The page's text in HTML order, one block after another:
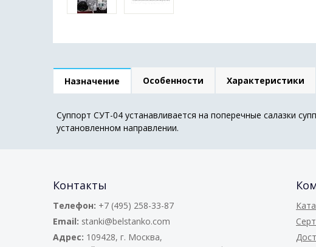
Назначение Особенности Характеристики
Суппорт СУТ-04 устанавливается на поперечные салазки
установленном направлении.
Контакты
Телефон: +7 (495) 258-33-87
Email: stanki@belstanko.com
Адрес: 109428, г. Москва,